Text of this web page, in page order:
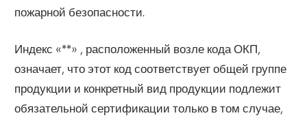
пожарной безопасности.
Индекс «**» , расположенный возле кода ОКП,
означает, что этот код соответствует общей группе
продукции и конкретный вид продукции подлежит
обязательной сертификации только в том случае,